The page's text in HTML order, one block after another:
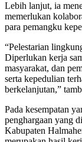
Lebih lanjut, ia
memerlukan
para pemangku
“Pelestarian
Diperlukan kerja
masyarakat, dan
serta kepedulian
berkelanjutan,”
Pada kesempatan
penghargaan yang
Kabupaten